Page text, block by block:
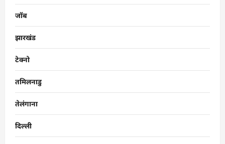
जॉब
झारखंड
टेक्नो
तमिलनाडु
तेलंगाना
दिल्ली